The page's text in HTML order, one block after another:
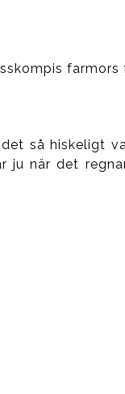
farmors
så hiskeligt
ju när det